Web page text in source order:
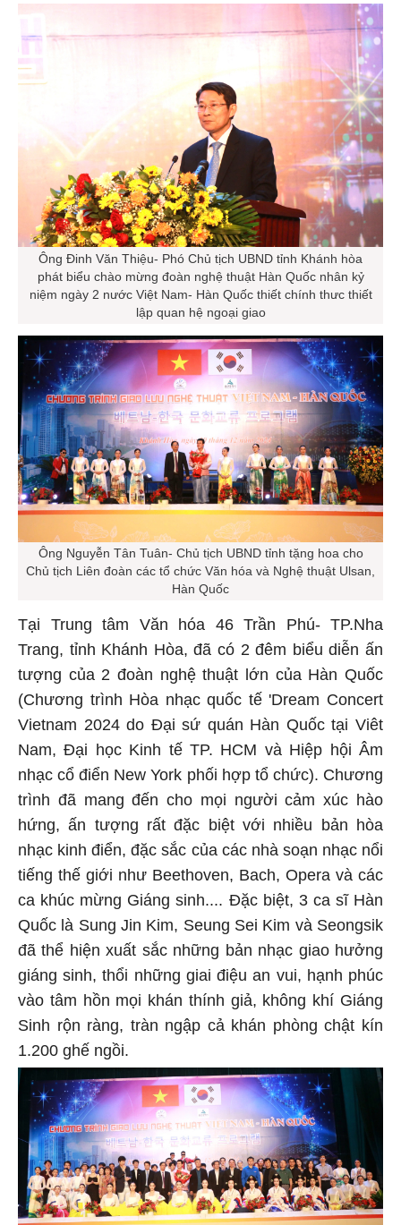
Ông Đinh Văn Thiệu- Phó Chủ tịch UBND tỉnh Khánh hòa
phát biểu chào mừng đoàn nghệ thuật Hàn Quốc nhân kỷ
niệm ngày 2 nước Việt Nam- Hàn Quốc thiết chính thưc thiết
lập quan hệ ngoại giao
Ông Nguyễn Tân Tuân- Chủ tịch UBND tỉnh tặng hoa cho
Chủ tịch Liên đoàn các tổ chức Văn hóa và Nghệ thuật Ulsan,
Hàn Quốc
Tại Trung tâm Văn hóa 46 Trần Phú- TP.Nha
Trang, tỉnh Khánh Hòa, đã có 2 đêm biểu diễn ấn
tượng của 2 đoàn nghệ thuật lớn của Hàn Quốc
(Chương trình Hòa nhạc quốc tế 'Dream Concert
Vietnam 2024 do Đại sứ quán Hàn Quốc tại Viêt
Nam, Đại học Kinh tế TP. HCM và Hiệp hội Âm
nhạc cổ điển New York phối hợp tổ chức). Chương
trình đã mang đến cho mọi người cảm xúc hào
hứng, ấn tượng rất đặc biệt với nhiều bản hòa
nhạc kinh điển, đặc sắc của các nhà soạn nhạc nổi
tiếng thế giới như Beethoven, Bach, Opera và các
ca khúc mừng Giáng sinh.... Đặc biệt, 3 ca sĩ Hàn
Quốc là Sung Jin Kim, Seung Sei Kim và Seongsik
đã thể hiện xuất sắc những bản nhạc giao hưởng
giáng sinh, thổi những giai điệu an vui, hạnh phúc
vào tâm hồn mọi khán thính giả, không khí Giáng
Sinh rộn ràng, tràn ngập cả khán phòng chật kín
1.200 ghế ngồi.